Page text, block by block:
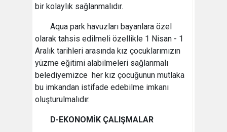
bir kolaylık sağlanmalıdır.
Aqua park havuzları bayanlara özel
olarak tahsis edilmeli özellikle 1 Nisan - 1
Aralık tarihleri arasında kız çocuklarımızın
yüzme eğitimi alabilmeleri sağlanmalı
belediyemizce her kız çocuğunun mutlaka
bu imkandan istifade edebilme imkanı
oluşturulmalıdır.
D-EKONOMİK ÇALIŞMALAR